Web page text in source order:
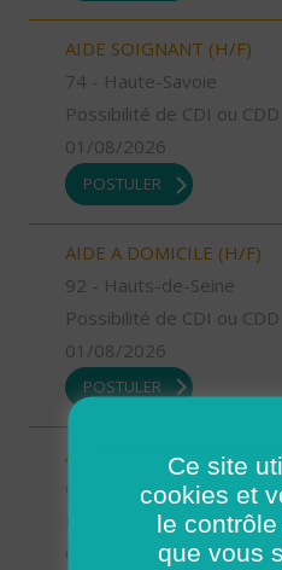
AIDE SOIGNANT (H/F)
74 - Haute-Savoie
Possibilité de CDI ou CDD
01/08/2026
POSTULER
AIDE A DOMICILE (H/F)
92 - Hauts-de-Seine
Possibilité de CDI ou CDD
01/08/2026
POSTULER
AIDE A DOMICILE (H/F)
64 - Pyrénées-
Possibilité de CDI ou CDD
01/08/2026
Ce site
cookies et
le
que vous